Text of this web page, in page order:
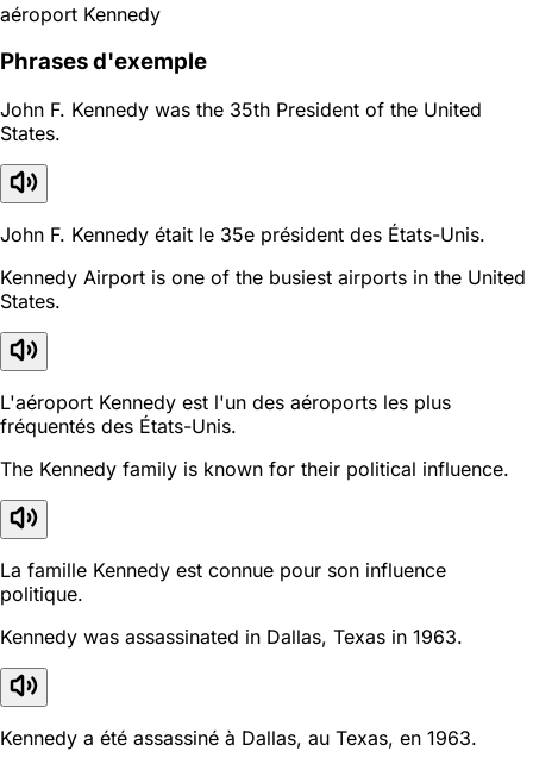
aéroport Kennedy
Phrases d'exemple
John F. Kennedy was the 35th President of the United
States.
John F. Kennedy était le 35e président des États-Unis.
Kennedy Airport is one of the busiest airports in the United
States.
L'aéroport Kennedy est l'un des aéroports les plus
fréquentés des États-Unis.
The Kennedy family is known for their political influence.
La famille Kennedy est connue pour son influence
politique.
Kennedy was assassinated in Dallas, Texas in 1963.
Kennedy a été assassiné à Dallas, au Texas, en 1963.